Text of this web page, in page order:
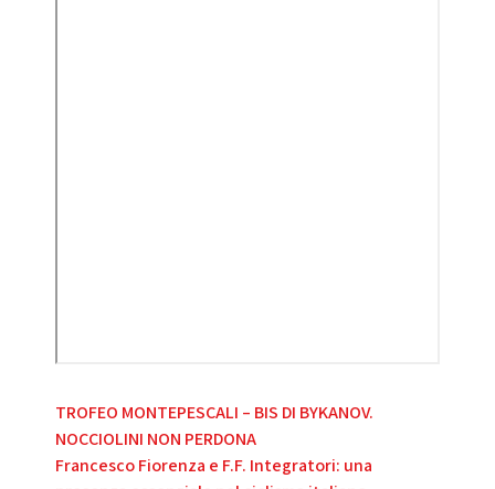
Navigazione
articoli
TROFEO MONTEPESCALI – BIS DI BYKANOV.
NOCCIOLINI NON PERDONA
Francesco Fiorenza e F.F. Integratori: una